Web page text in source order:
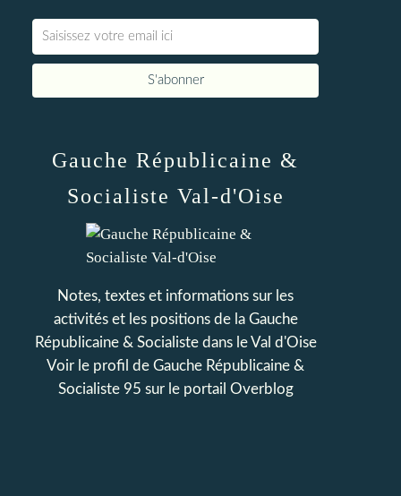
Gauche Républicaine &
Socialiste Val-d'Oise
Notes, textes et informations sur les
activités et les positions de la Gauche
Républicaine & Socialiste dans le Val d'Oise
Voir le profil de Gauche Républicaine &
Socialiste 95 sur le portail Overblog